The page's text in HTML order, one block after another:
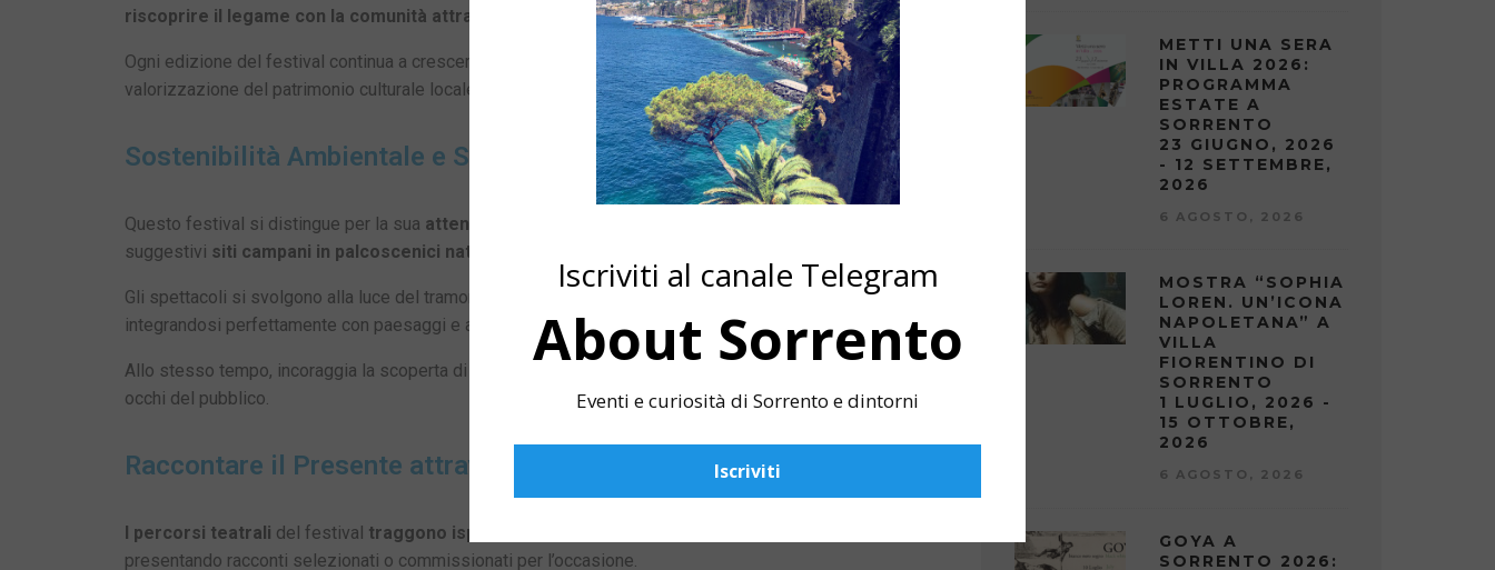
riscoprire il legame con la comunità attraverso l’arte e la cultura.
Ogni edizione del festival continua a crescere, coinvolgendo sempre più persone e contribuendo alla
valorizzazione del patrimonio culturale locale e nazionale.
Sostenibilità Ambientale e Scoperta Culturale
Questo festival si distingue per la sua attenzione alla sostenibilità ambientale
suggestivi siti campani in palcoscenici naturali
Gli spettacoli si svolgono alla luce del tramonto, senza amplificazioni o scenografie artificiali, ma
integrandosi perfettamente con paesaggi e architetture circostanti.
Allo stesso tempo, incoraggia la scoperta di tesori storici e artistici della regione, spesso nascosti agli
occhi del pubblico.
Raccontare il Presente attraverso il Teatro
I percorsi teatrali del festival traggono ispirazione dall’universo drammaturgico contemporaneo
presentando racconti selezionati o commissionati per l’occasione.
METTI UNA SERA
IN VILLA 2026:
PROGRAMMA
ESTATE A
SORRENTO
23 GIUGNO, 2026
- 12 SETTEMBRE,
2026
6 AGOSTO, 2026
MOSTRA “SOPHIA
LOREN. UN’ICONA
NAPOLETANA” A
VILLA
FIORENTINO DI
SORRENTO
1 LUGLIO, 2026 -
15 OTTOBRE,
2026
6 AGOSTO, 2026
GOYA A
SORRENTO 2026:
Iscriviti al canale Telegram
About Sorrento
Eventi e curiosità di Sorrento e dintorni
Iscriviti